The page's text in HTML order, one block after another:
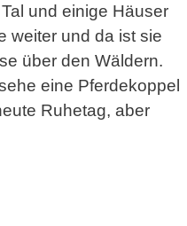
und einige Häuser
weiter und da ist sie
über den Wäldern.
eine Pferdekoppel
Ruhetag, aber